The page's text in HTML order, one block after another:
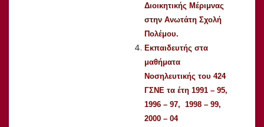
Διοικητικής Μέριμνας
στην Ανωτάτη Σχολή
Πολέμου.
Εκπαιδευτής στα
μαθήματα
Νοσηλευτικής του 424
ΓΣΝΕ τα έτη 1991 – 95,
1996 – 97, 1998 – 99,
2000 – 04